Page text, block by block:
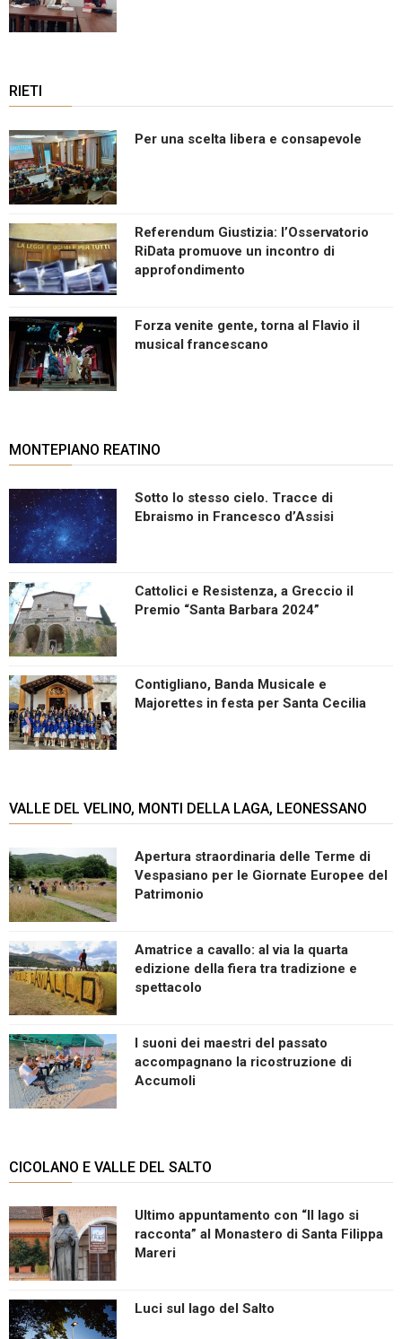
RIETI
Per una scelta libera e consapevole
Referendum Giustizia: l’Osservatorio
RiData promuove un incontro di
approfondimento
Forza venite gente, torna al Flavio il
musical francescano
MONTEPIANO REATINO
Sotto lo stesso cielo. Tracce di
Ebraismo in Francesco d’Assisi
Cattolici e Resistenza, a Greccio il
Premio “Santa Barbara 2024”
Contigliano, Banda Musicale e
Majorettes in festa per Santa Cecilia
VALLE DEL VELINO, MONTI DELLA LAGA, LEONESSANO
Apertura straordinaria delle Terme di
Vespasiano per le Giornate Europee del
Patrimonio
Amatrice a cavallo: al via la quarta
edizione della fiera tra tradizione e
spettacolo
I suoni dei maestri del passato
accompagnano la ricostruzione di
Accumoli
CICOLANO E VALLE DEL SALTO
Ultimo appuntamento con “Il lago si
racconta” al Monastero di Santa Filippa
Mareri
Luci sul lago del Salto